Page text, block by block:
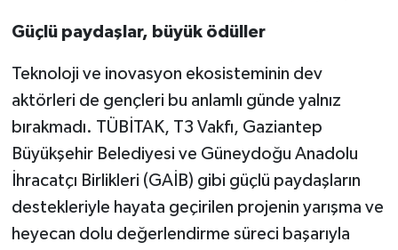
Güçlü paydaşlar, büyük ödüller
Teknoloji ve inovasyon ekosisteminin dev
aktörleri de gençleri bu anlamlı günde yalnız
bırakmadı. TÜBİTAK, T3 Vakfı, Gaziantep
Büyükşehir Belediyesi ve Güneydoğu Anadolu
İhracatçı Birlikleri (GAİB) gibi güçlü paydaşların
destekleriyle hayata geçirilen projenin yarışma ve
heyecan dolu değerlendirme süreci başarıyla